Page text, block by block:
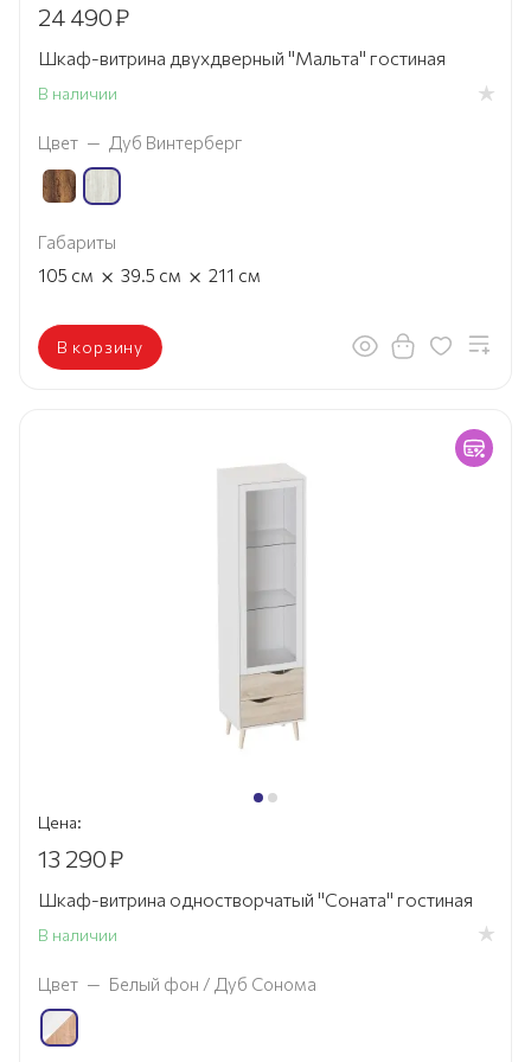
24 490₽
Шкаф-витрина двухдверный "Мальта" гостиная
В наличии
Цвет — Дуб Винтерберг
Габариты
105 см × 39.5 см × 211 см
В корзину
Цена:
13 290₽
Шкаф-витрина одностворчатый "Соната" гостиная
В наличии
Цвет — Белый фон / Дуб Сонома